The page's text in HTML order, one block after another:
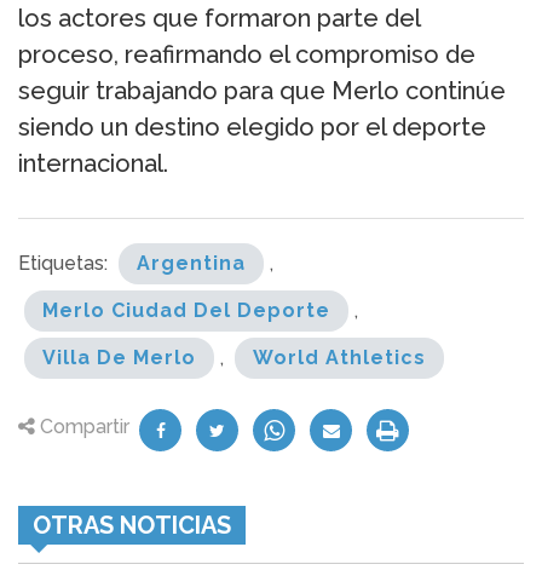
los actores que formaron parte del
proceso, reafirmando el compromiso de
seguir trabajando para que Merlo continúe
siendo un destino elegido por el deporte
internacional.
Etiquetas: Argentina ,
Merlo Ciudad Del Deporte ,
Villa De Merlo , World Athletics
Compartir
OTRAS NOTICIAS